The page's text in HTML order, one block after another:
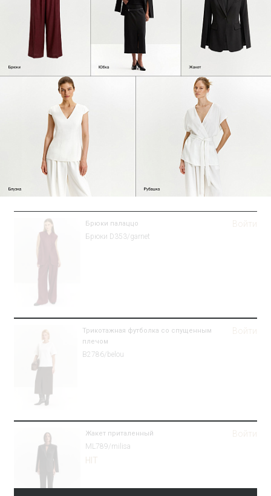
Брюки палаццо
Брюки D353/garnet
Войти
Трикотажная футболка со спущенным
плечом
B2786/belou
Войти
Жакет приталенный
ML789/milisa
HIT
Войти